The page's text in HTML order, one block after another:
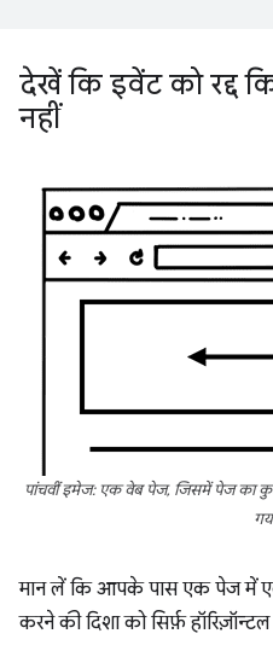
देखें कि इवेंट को रद्द
नहीं
पांचवीं इमेज: एक वेब पेज, जिसमें पेज का कुछ
मान लें कि आपके पास एक पेज में
करने की दिशा को सिर्फ़